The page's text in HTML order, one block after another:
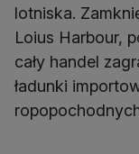
lotniska.
Loius Harbour,
cały handel
ładunki